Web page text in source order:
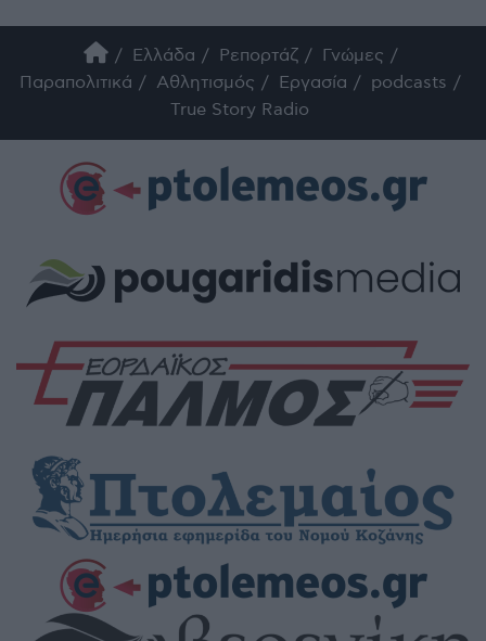
Ελλάδα Ρεπορτάζ
Γνώμες
Παραπολιτικά
Αθλητισμός Εργασία
podcasts
True Story Radio